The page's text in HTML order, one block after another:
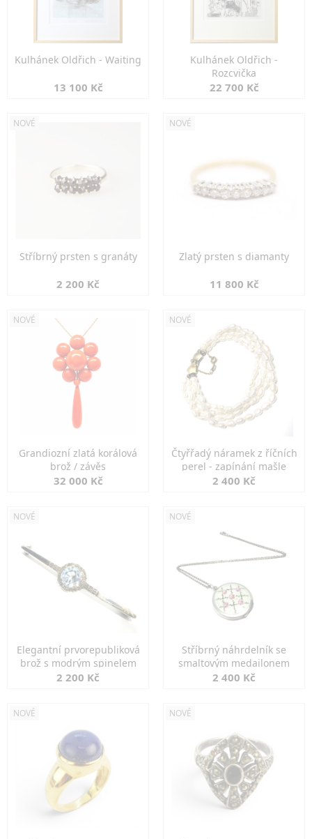
Kulhánek Oldřich - Waiting
13 100 Kč
Kulhánek Oldřich -
Rozcvička
22 700 Kč
NOVÉ
Stříbrný prsten s granáty
2 200 Kč
NOVÉ
Zlatý prsten s diamanty
11 800 Kč
NOVÉ
Grandiozní zlatá korálová
brož / závěs
32 000 Kč
NOVÉ
Čtyřřadý náramek z říčních
perel - zapínání mašle
2 400 Kč
NOVÉ
Elegantní prvorepubliková
brož s modrým spinelem
2 200 Kč
NOVÉ
Stříbrný náhrdelník se
smaltovým medailonem
2 400 Kč
NOVÉ NOVÉ